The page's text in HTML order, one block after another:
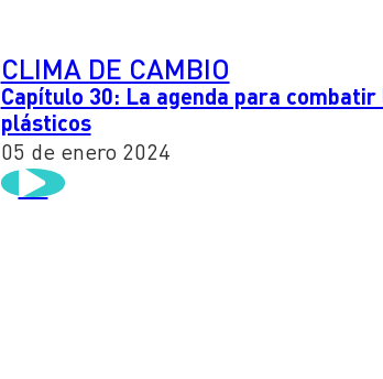
CLIMA DE CAMBIO
Capítulo 30: La agenda para
plásticos
05 de enero 2024